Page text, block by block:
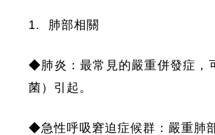
1. 肺部相關
◆肺炎：最常見的嚴重併發症，
菌）引起。
◆急性呼吸窘迫症候群：嚴重肺